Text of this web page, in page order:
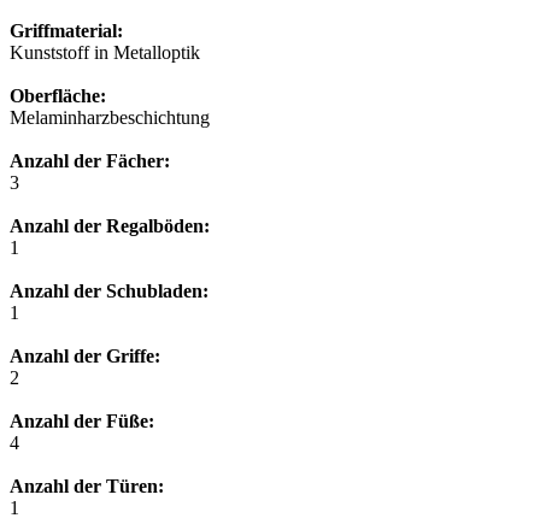
Griffmaterial:
Kunststoff in Metalloptik
Oberfläche:
Melaminharzbeschichtung
Anzahl der Fächer:
3
Anzahl der Regalböden:
1
Anzahl der Schubladen:
1
Anzahl der Griffe:
2
Anzahl der Füße:
4
Anzahl der Türen:
1